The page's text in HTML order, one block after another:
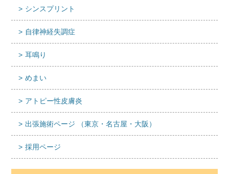
シンスプリント
自律神経失調症
耳鳴り
めまい
アトピー性皮膚炎
出張施術ページ （東京・名古屋・大阪）
採用ページ